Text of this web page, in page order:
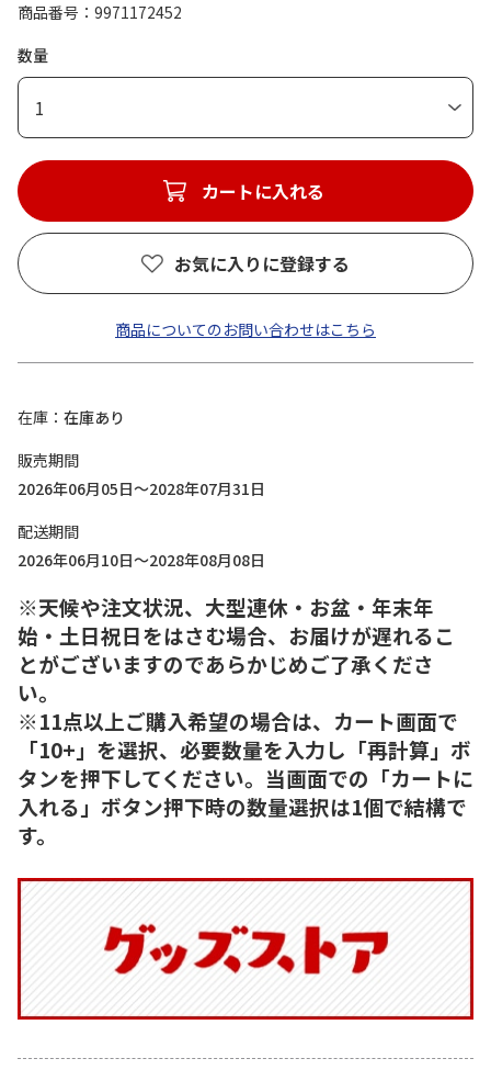
商品番号
9971172452
数量
1
カートに入れる
お気に入りに登録する
商品についてのお問い合わせはこちら
在庫
在庫あり
販売期間
2026年06月05日～2028年07月31日
配送期間
2026年06月10日～2028年08月08日
※天候や注文状況、大型連休・お盆・年末年
始・土日祝日をはさむ場合、お届けが遅れるこ
とがございますのであらかじめご了承くださ
い。
※11点以上ご購入希望の場合は、カート画面で
「10+」を選択、必要数量を入力し「再計算」ボ
タンを押下してください。当画面での「カートに
入れる」ボタン押下時の数量選択は1個で結構で
す。